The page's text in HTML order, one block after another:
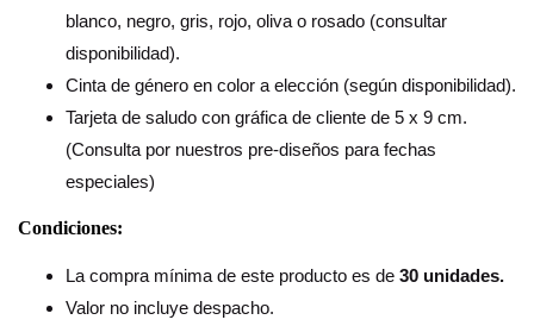
blanco, negro, gris, rojo, oliva o rosado (consultar
disponibilidad).
Cinta de género en color a elección (según disponibilidad).
Tarjeta de saludo con gráfica de cliente de 5 x 9 cm.
(Consulta por nuestros pre-diseños para fechas
especiales)
Condiciones:
La compra mínima de este producto es de 30 unidades.
Valor no incluye despacho.